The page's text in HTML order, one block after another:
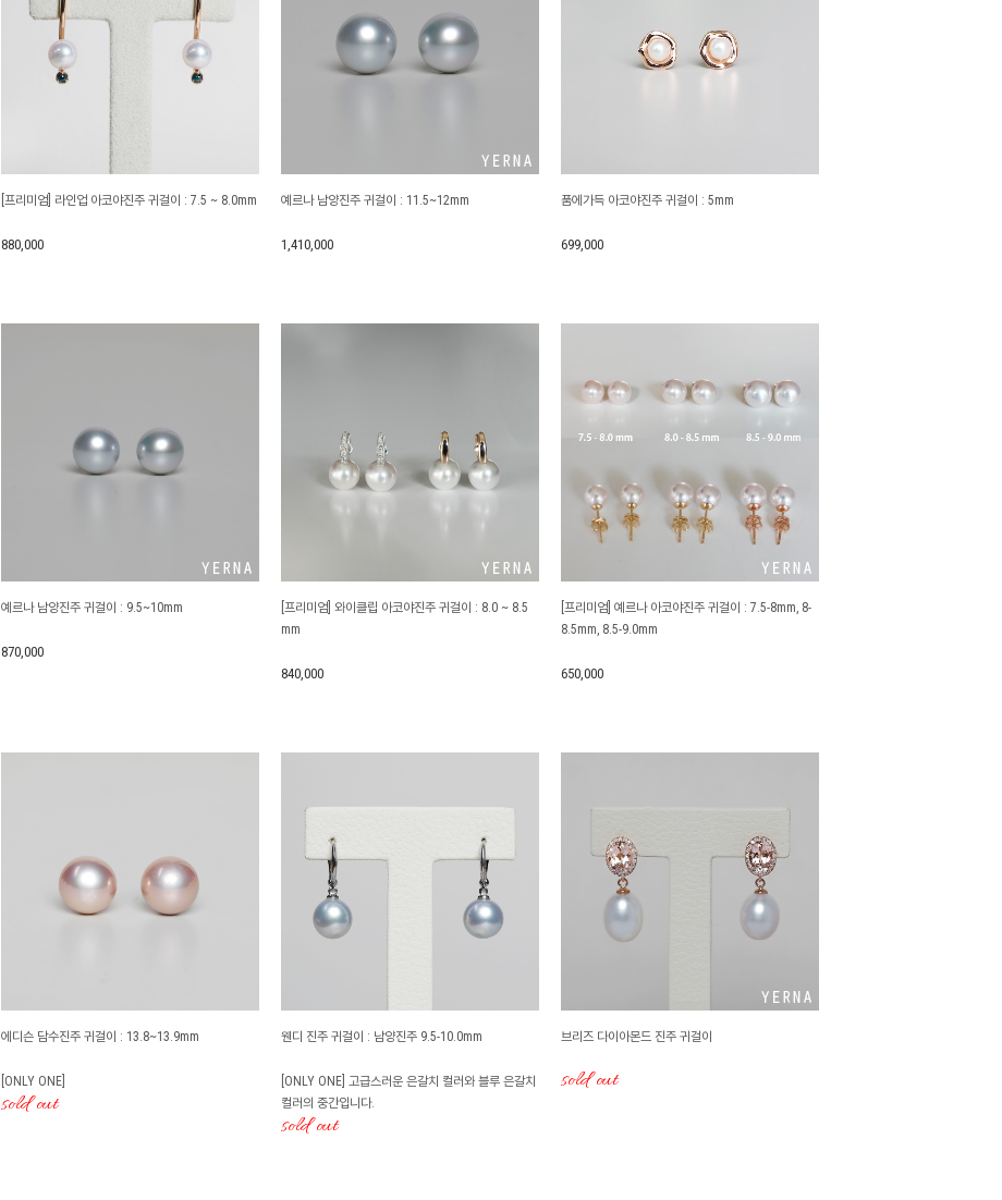
[프리미엄] 라인업 아코야진주 귀걸이 : 7.5 ~ 8.0mm
880,000
예르나 남양진주 귀걸이 : 11.5~12mm
1,410,000
품에가득 아코야진주 귀걸이 : 5mm
699,000
예르나 남양진주 귀걸이 : 9.5~10mm
870,000
[프리미엄] 와이클립 아코야진주 귀걸이 : 8.0 ~ 8.5
mm
840,000
[프리미엄] 예르나 아코야진주 귀걸이 : 7.5-8mm, 8-
8.5mm, 8.5-9.0mm
650,000
에디슨 담수진주 귀걸이 : 13.8~13.9mm
[ONLY ONE]
sold out
웬디 진주 귀걸이 : 남양진주 9.5-10.0mm
[ONLY ONE] 고급스러운 은갈치 컬러와 블루 은갈치
컬러의 중간입니다.
sold out
브리즈 다이아몬드 진주 귀걸이
sold out